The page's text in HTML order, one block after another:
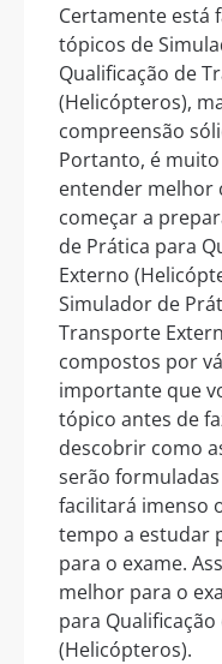
Certamente está
tópicos de
Qualificação de
(Helicópteros),
compreensão
Portanto, é
entender melhor
começar a
de Prática para
Externo
Simulador de
Transporte
compostos por
importante que
tópico antes de
descobrir como
serão
facilitará imenso
tempo a estudar
para o exame.
melhor para o
para
(Helicópteros).